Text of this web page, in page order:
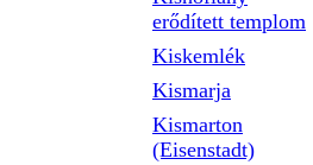
erődített templom
Kiskemlék
Kismarja
Kismarton
(Eisenstadt)